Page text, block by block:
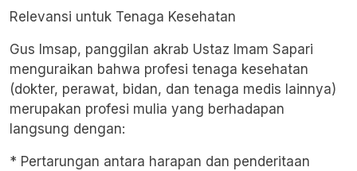
Relevansi untuk Tenaga Kesehatan
Gus Imsap, panggilan akrab Ustaz Imam Sapari
menguraikan bahwa profesi tenaga kesehatan
(dokter, perawat, bidan, dan tenaga medis lainnya)
merupakan profesi mulia yang berhadapan
langsung dengan:
* Pertarungan antara harapan dan penderitaan